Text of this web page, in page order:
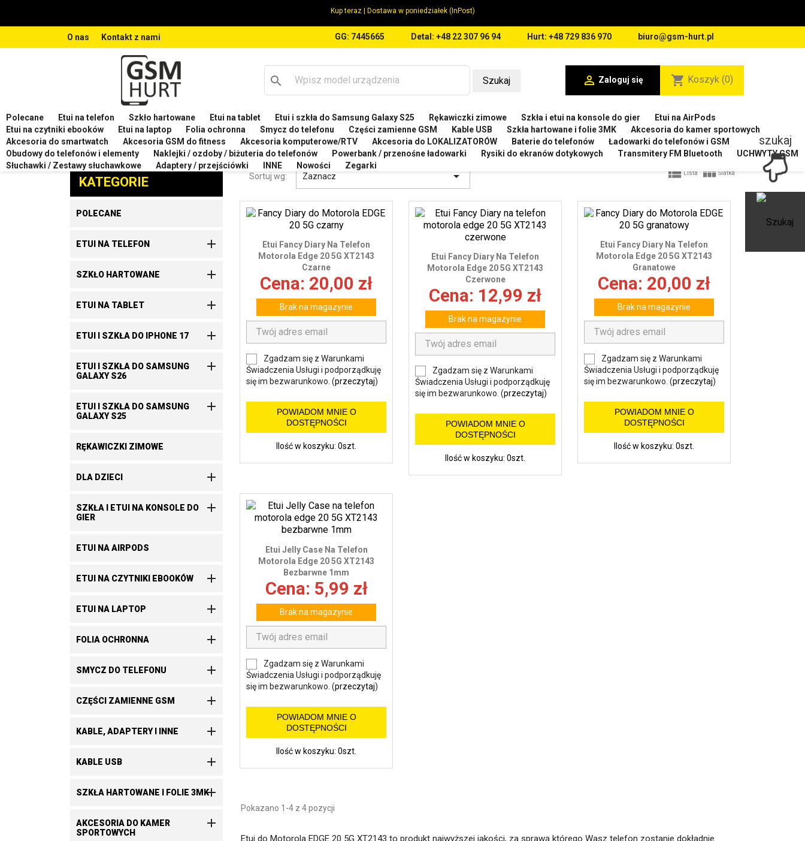
Kup teraz | Dostawa w poniedziałek (InPost)
O nas Kontakt z nami GG: 7445665 Detal: +48 22 307 96 94 Hurt: +48 729 836 970 biuro@gsm-hurt.pl
search Szukaj  Zaloguj się shopping_cart Koszyk (0)
Polecane Etui na telefon Szkło hartowane Etui na tablet Etui i szkła do Samsung Galaxy S25 Rękawiczki zimowe Szkła i etui na konsole do gier
Etui na AirPods
Etui na czytniki ebooków
Etui na laptop Folia ochronna Smycz do telefonu Części zamienne GSM Kable USB Szkła hartowane i folie 3MK
Akcesoria do kamer sportowych
Akcesoria do smartwatch
Akcesoria GSM do fitness Akcesoria komputerowe/RTV Akcesoria do LOKALIZATORÓW Baterie do telefonów
Ładowarki do telefonów i GSM
Obudowy do telefonów i elementy
Naklejki / ozdoby / biżuteria do telefonów Powerbank / przenośne ładowarki Rysiki do ekranów dotykowych Transmitery FM Bluetooth
UCHWYTY GSM
Słuchawki / Zestawy słuchawkowe
Adaptery / przejściówki INNE Nowości Zegarki
Strona główna Etui na telefon Etui na telefon MOTOROLA Etui do Motorola EDGE 20 5G XT2143
Zaproponuj produkt
KATEGORIE
POLECANE
ETUI NA TELEFON 
SZKŁO HARTOWANE 
ETUI NA TABLET 
ETUI I SZKŁA DO IPHONE 17 
ETUI I SZKŁA DO SAMSUNG
GALAXY S26

ETUI I SZKŁA DO SAMSUNG
GALAXY S25

RĘKAWICZKI ZIMOWE
DLA DZIECI 
SZKŁA I ETUI NA KONSOLE DO
GIER

ETUI NA AIRPODS
ETUI NA CZYTNIKI EBOOKÓW 
ETUI NA LAPTOP 
FOLIA OCHRONNA 
SMYCZ DO TELEFONU 
CZĘŚCI ZAMIENNE GSM 
KABLE, ADAPTERY I INNE 
KABLE USB 
SZKŁA HARTOWANE I FOLIE 3MK
AKCESORIA DO KAMER
SPORTOWYCH

ETUI DO MOTOROLA EDGE 20 5G XT2143
Sortuj wg: Zaznacz   Lista  Siatka
Etui Fancy Diary Na Telefon
Motorola Edge 20 5G XT2143
Czarne
Cena: 20,00 zł
Brak na magazynie
Zgadzam się z Warunkami
Świadczenia Usługi i podporządkuję
się im bezwarunkowo. (przeczytaj)
POWIADOM MNIE O
DOSTĘPNOŚCI
Ilość w koszyku: 0szt.
Etui Fancy Diary Na Telefon
Motorola Edge 20 5G XT2143
Czerwone
Cena: 12,99 zł
Brak na magazynie
Zgadzam się z Warunkami
Świadczenia Usługi i podporządkuję
się im bezwarunkowo. (przeczytaj)
POWIADOM MNIE O
DOSTĘPNOŚCI
Ilość w koszyku: 0szt.
Etui Fancy Diary Na Telefon
Motorola Edge 20 5G XT2143
Granatowe
Cena: 20,00 zł
Brak na magazynie
Zgadzam się z Warunkami
Świadczenia Usługi i podporządkuję
się im bezwarunkowo. (przeczytaj)
POWIADOM MNIE O
DOSTĘPNOŚCI
Ilość w koszyku: 0szt.
Etui Jelly Case Na Telefon
Motorola Edge 20 5G XT2143
Bezbarwne 1mm
Cena: 5,99 zł
Brak na magazynie
Zgadzam się z Warunkami
Świadczenia Usługi i podporządkuję
się im bezwarunkowo. (przeczytaj)
POWIADOM MNIE O
DOSTĘPNOŚCI
Ilość w koszyku: 0szt.
Pokazano 1-4 z 4 pozycji
Etui do Motorola EDGE 20 5G XT2143 to produkt najwyższej jakości, za sprawą którego Wasz telefon zostanie dokładnie
szukaj